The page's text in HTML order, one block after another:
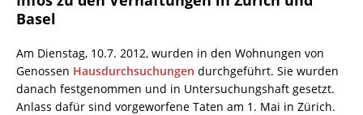
Basel
Am Dienstag, 10.7. 2012, wurden in den Wohnungen von
Genossen Hausdurchsuchungen durchgeführt. Sie wurden
danach festgenommen und in Untersuchungshaft gesetzt.
Anlass dafür sind vorgeworfene Taten am 1. Mai in Zürich.